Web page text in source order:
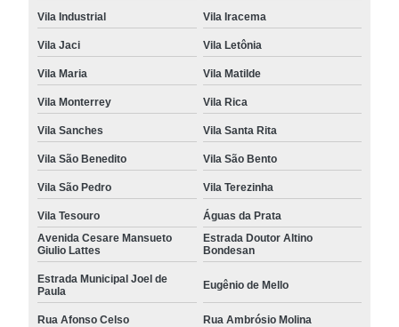
Vila Industrial Vila Iracema
Vila Jaci Vila Letônia
Vila Maria Vila Matilde
Vila Monterrey Vila Rica
Vila Sanches Vila Santa Rita
Vila São Benedito Vila São Bento
Vila São Pedro Vila Terezinha
Vila Tesouro
Águas da Prata
Avenida Cesare Mansueto
Giulio Lattes
Estrada Doutor Altino
Bondesan
Estrada Municipal Joel de
Paula
Eugênio de Mello
Rua Afonso Celso Rua Ambrósio Molina